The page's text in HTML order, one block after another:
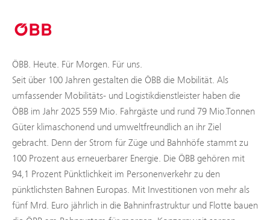
ÖBB. Heute. Für Morgen. Für uns.
Seit über 100 Jahren gestalten die ÖBB die Mobilität. Als
umfassender Mobilitäts- und Logistikdienstleister haben die
ÖBB im Jahr 2025 559 Mio. Fahrgäste und rund 79 Mio.Tonnen
Güter klimaschonend und umweltfreundlich an ihr Ziel
gebracht. Denn der Strom für Züge und Bahnhöfe stammt zu
100 Prozent aus erneuerbarer Energie. Die ÖBB gehören mit
94,1 Prozent Pünktlichkeit im Personenverkehr zu den
pünktlichsten Bahnen Europas. Mit Investitionen von mehr als
fünf Mrd. Euro jährlich in die Bahninfrastruktur und Flotte bauen